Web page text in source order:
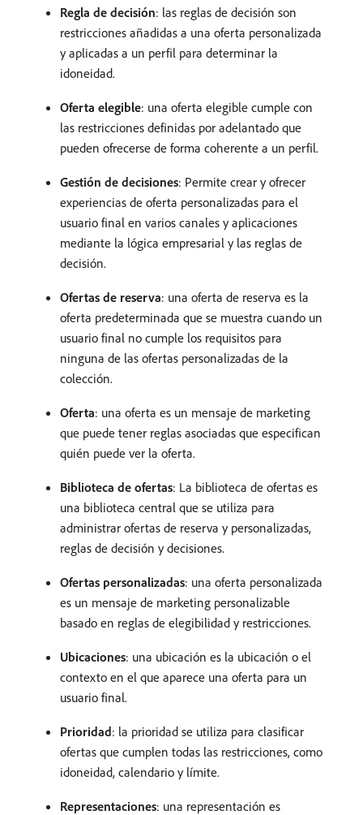
Regla de decisión: las reglas de decisión son
restricciones añadidas a una oferta personalizada
y aplicadas a un perfil para determinar la
idoneidad.
Oferta elegible: una oferta elegible cumple con
las restricciones definidas por adelantado que
pueden ofrecerse de forma coherente a un perfil.
Gestión de decisiones: Permite crear y ofrecer
experiencias de oferta personalizadas para el
usuario final en varios canales y aplicaciones
mediante la lógica empresarial y las reglas de
decisión.
Ofertas de reserva: una oferta de reserva es la
oferta predeterminada que se muestra cuando un
usuario final no cumple los requisitos para
ninguna de las ofertas personalizadas de la
colección.
Oferta: una oferta es un mensaje de marketing
que puede tener reglas asociadas que especifican
quién puede ver la oferta.
Biblioteca de ofertas: La biblioteca de ofertas es
una biblioteca central que se utiliza para
administrar ofertas de reserva y personalizadas,
reglas de decisión y decisiones.
Ofertas personalizadas: una oferta personalizada
es un mensaje de marketing personalizable
basado en reglas de elegibilidad y restricciones.
Ubicaciones: una ubicación es la ubicación o el
contexto en el que aparece una oferta para un
usuario final.
Prioridad: la prioridad se utiliza para clasificar
ofertas que cumplen todas las restricciones, como
idoneidad, calendario y límite.
Representaciones: una representación es